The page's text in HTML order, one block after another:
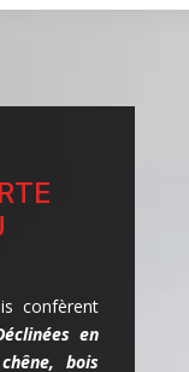
confèrent
en
bois